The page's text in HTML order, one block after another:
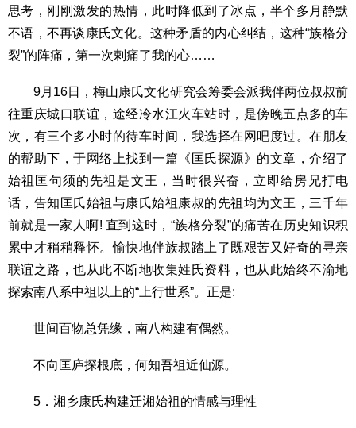
思考，刚刚激发的热情，此时降低到了冰点，半个多月静默
不语，不再谈康氏文化。这种矛盾的内心纠结，这种“族格分
裂”的阵痛，第一次剌痛了我的心……
9月16日，梅山康氏文化研究会筹委会派我伴两位叔叔前
往重庆城口联谊，途经冷水江火车站时，是傍晚五点多的车
次，有三个多小时的待车时间，我选择在网吧度过。在朋友
的帮助下，于网络上找到一篇《匡氏探源》的文章，介绍了
始祖匡句须的先祖是文王，当时很兴奋，立即给房兄打电
话，告知匡氏始祖与康氏始祖康叔的先祖均为文王，三千年
前就是一家人啊! 直到这时，“族格分裂”的痛苦在历史知识积
累中才稍稍释怀。愉快地伴族叔踏上了既艰苦又好奇的寻亲
联谊之路，也从此不断地收集姓氏资料，也从此始终不渝地
探索南八系中祖以上的“上行世系”。正是:
世间百物总凭缘，南八构建有偶然。
不向匡庐探根底，何知吾祖近仙源。
5．湘乡康氏构建迁湘始祖的情感与理性